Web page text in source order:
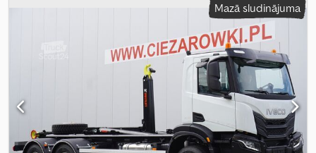
Mazā sludinājuma